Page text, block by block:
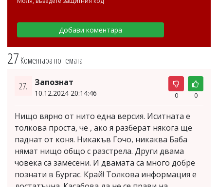
27 Коментара по темата
27. Запознат
10.12.2024 20:14:46 0 0
Нищо вярно от нито една версия. Иситната е
толкова проста, че , ако я разберат някога ще
паднат от коня. Никакъв Гочо, никаква Баба
нямат нищо общо с разстрела. Други двама
човека са замесени. И двамата са много добре
познати в Бургас. Край! Толкова информация е